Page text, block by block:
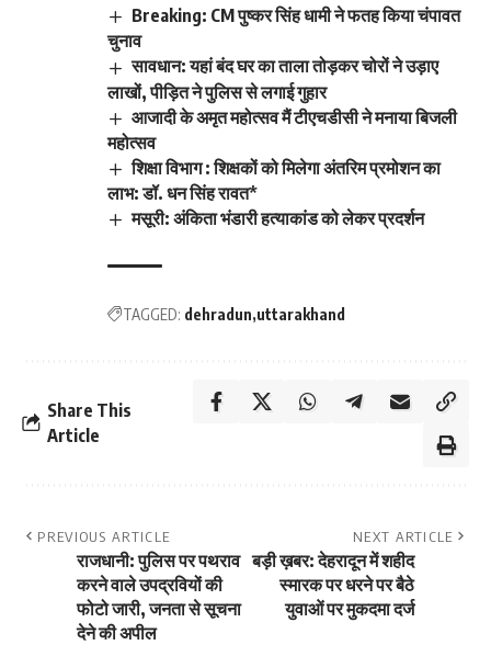
Breaking: CM पुष्कर सिंह धामी ने फतह किया चंपावत
चुनाव
सावधान: यहां बंद घर का ताला तोड़कर चोरों ने उड़ाए
लाखों, पीड़ित ने पुलिस से लगाई गुहार
आजादी के अमृत महोत्सव मैं टीएचडीसी ने मनाया बिजली
महोत्सव
शिक्षा विभाग : शिक्षकों को मिलेगा अंतरिम प्रमोशन का
लाभ: डॉ. धन सिंह रावत*
मसूरी: अंकिता भंडारी हत्याकांड को लेकर प्रदर्शन
TAGGED: dehradun uttarakhand
Share This
Article
PREVIOUS ARTICLE
राजधानी: पुलिस पर पथराव
करने वाले उपद्रवियों की
फोटो जारी, जनता से सूचना
देने की अपील
NEXT ARTICLE
बड़ी ख़बर: देहरादून में शहीद
स्मारक पर धरने पर बैठे
युवाओं पर मुकदमा दर्ज